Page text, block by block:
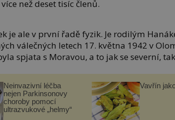
než deset tisíc členů.
je ale v první řadě fyzik. Je rodilým
válečných letech 17. května 1942 v
spjata s Moravou, a to jak se severní,
Neinvazivní léčba
nejen Parkinsonovy
choroby pomocí
ultrazvukové „helmy“
Vavřín